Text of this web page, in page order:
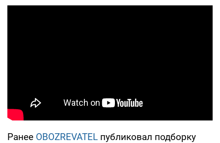
Ранее OBOZREVATEL публиковал подборку